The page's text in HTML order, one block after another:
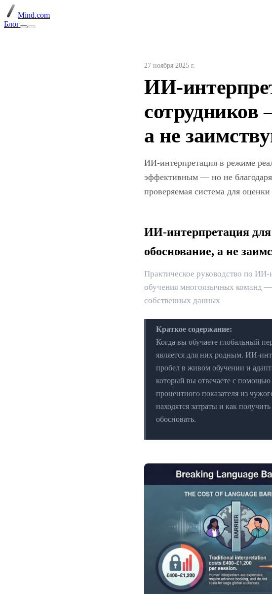
Mind.com
Блог
27 ноября 2025 г.
ИИ-
сотрудников
а не
ИИ-интерпретация в режиме
эффективным — но не
проверяемая система для
ИИ-интерпретация
обоснование, а не
Практическое руководство по
обучения многоязычных команд —
собственных данных
Краткое содержание:
Когда вы обучаете глобальный
является для них родным. ИИ-
пробел в живом обучении и
который вы отвечаете с
процентного показателя из
находятся затраты и как
обосновать.